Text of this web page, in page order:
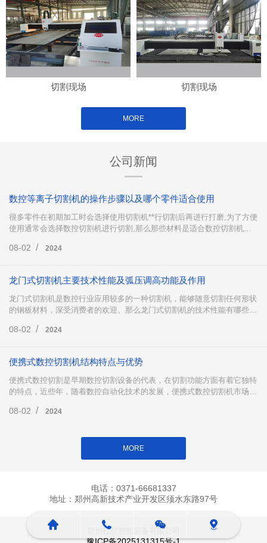
切割现场 切割现场
MORE
公司新闻
数控等离子切割机的操作步骤以及哪个零件适合使用
很多零件在初期加工时会选择使用切割机**行切割后再进行打磨,为了方便
使用通常会选择数控切割机进行切割,那么那些材料是适合数控切割机下
单地介绍一下。
08-02 / 2024
龙门式切割机主要技术性能及弧压调高功能及作用
龙门式切割机是数控行业应用较多的一种切割机，能够随意切割任何形状
的钢板材料，深受消费者的欢迎。那么龙门式切割机的技术性能有哪些
了解一下吧。
08-02 / 2024
便携式数控切割机结构特点与优势
便携式数控切割是早期数控切割设备的代表，在切割功能方面有着它独特
的特点，近些年，随着数控自动化技术的发展，便携式数控切割机市场份
位，下面小编为大家详细介绍便携式数控切割。
08-02 / 2024
MORE
电话：0371-66681337
地址：郑州高新技术产业开发区须水东路97号
郑州杜尔智能装备有限公司